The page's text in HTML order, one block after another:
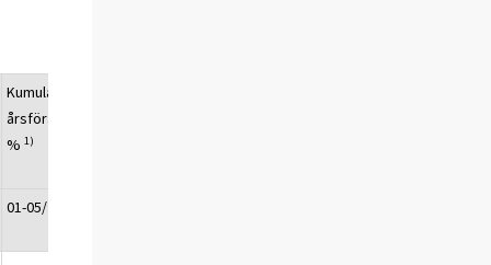
Kumulativ
årsförändring,
%1)
01-05/2021